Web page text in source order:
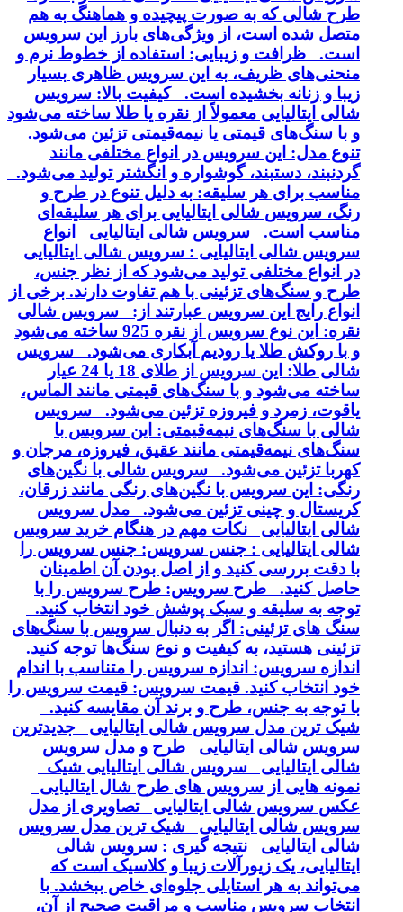
طرح شالی که به صورت پیچیده و هماهنگ به هم
متصل شده است، از ویژگی‌های بارز این سرویس
است. ظرافت و زیبایی: استفاده از خطوط نرم و
منحنی‌های ظریف، به این سرویس ظاهری بسیار
زیبا و زنانه بخشیده است. کیفیت بالا: سرویس
شالی ایتالیایی معمولاً از نقره یا طلا ساخته می‌شود
و با سنگ‌های قیمتی یا نیمه‌قیمتی تزئین می‌شود.
تنوع مدل: این سرویس در انواع مختلفی مانند
گردنبند، دستبند، گوشواره و انگشتر تولید می‌شود.
مناسب برای هر سلیقه: به دلیل تنوع در طرح و
رنگ، سرویس شالی ایتالیایی برای هر سلیقه‌ای
مناسب است. سرویس شالی ایتالیایی انواع
سرویس شالی ایتالیایی : سرویس شالی ایتالیایی
در انواع مختلفی تولید می‌شود که از نظر جنس،
طرح و سنگ‌های تزئینی با هم تفاوت دارند. برخی از
انواع رایج این سرویس عبارتند از: سرویس شالی
نقره: این نوع سرویس از نقره 925 ساخته می‌شود
و با روکش طلا یا رودیم آبکاری می‌شود. سرویس
شالی طلا: این سرویس از طلای 18 یا 24 عیار
ساخته می‌شود و با سنگ‌های قیمتی مانند الماس،
یاقوت، زمرد و فیروزه تزئین می‌شود. سرویس
شالی با سنگ‌های نیمه‌قیمتی: این سرویس با
سنگ‌های نیمه‌قیمتی مانند عقیق، فیروزه، مرجان و
کهربا تزئین می‌شود. سرویس شالی با نگین‌های
رنگی: این سرویس با نگین‌های رنگی مانند زرقان،
کریستال و چینی تزئین می‌شود. مدل سرویس
شالی ایتالیایی نکات مهم در هنگام خرید سرویس
شالی ایتالیایی : جنس سرویس: جنس سرویس را
با دقت بررسی کنید و از اصل بودن آن اطمینان
حاصل کنید. طرح سرویس: طرح سرویس را با
توجه به سلیقه و سبک پوشش خود انتخاب کنید.
سنگ های تزئینی: اگر به دنبال سرویس با سنگ‌های
تزئینی هستید، به کیفیت و نوع سنگ‌ها توجه کنید.
اندازه سرویس: اندازه سرویس را متناسب با اندام
خود انتخاب کنید. قیمت سرویس: قیمت سرویس را
با توجه به جنس، طرح و برند آن مقایسه کنید.
شیک ترین مدل سرویس شالی ایتالیایی جدیدترین
سرویس شالی ایتالیایی طرح و مدل سرویس
شالی ایتالیایی سرویس شالی ایتالیایی شیک
نمونه هایی از سرویس های طرح شال ایتالیایی
عکس سرویس شالی ایتالیایی تصاویری از مدل
سرویس شالی ایتالیایی شیک ترین مدل سرویس
شالی ایتالیایی نتیجه گیری : سرویس شالی
ایتالیایی، یک زیورآلات زیبا و کلاسیک است که
می‌تواند به هر استایلی جلوه‌ای خاص ببخشد. با
انتخاب سرویس مناسب و مراقبت صحیح از آن،